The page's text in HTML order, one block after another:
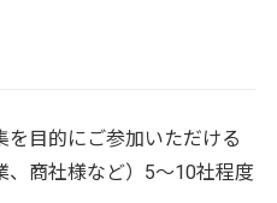
目的にご参加いただける
、商社様など）5～10社程度